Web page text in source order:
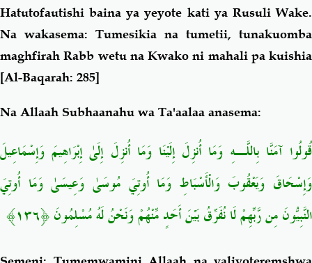
Hatutofautishi baina ya yeyote kati ya Rusuli Wake.
Na wakasema: Tumesikia na tumetii, tunakuomba
maghfirah Rabb wetu na Kwako ni mahali pa kuishia
[Al-Baqarah: 285]
Na Allaah Subhaanahu wa Ta'aalaa anasema:
قُولُوا آمَنَّا بِاللَّـهِ وَمَا أُنزِلَ إِلَيْنَا وَمَا أُنزِلَ إِلَىٰ إِبْرَاهِيمَ وَإِسْمَاعِيلَ
وَإِسْحَاقَ وَيَعْقُوبَ وَالْأَسْبَاطِ وَمَا أُوتِيَ مُوسَىٰ وَعِيسَىٰ وَمَا أُوتِيَ
النَّبِيُّونَ مِن رَّبِّهِمْ لَا نُفَرِّقُ بَيْنَ أَحَدٍ مِّنْهُمْ وَنَحْنُ لَهُ مُسْلِمُونَ ﴿١٣٦﴾